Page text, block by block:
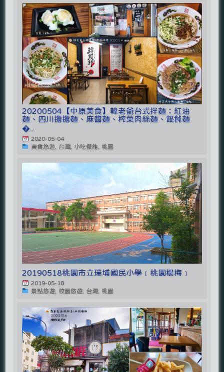
20200504【中原美食】韓老爺台式拌麵：紅油
麵、四川擔擔麵、麻醬麵、榨菜肉絲麵、餛飩麵
�...
2020-05-04
美食悠遊, 台灣, 小吃餐館, 桃園
20190518桃園市立瑞埔國民小學﹝桃園楊梅﹞
2019-05-18
景點悠遊, 校園悠遊, 台灣, 桃園